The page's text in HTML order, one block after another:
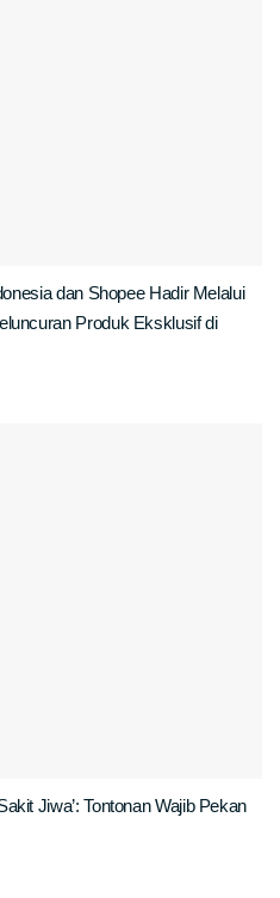
dan Shopee Hadir Melalui
Produk Eksklusif di
Jiwa’: Tontonan Wajib Pekan